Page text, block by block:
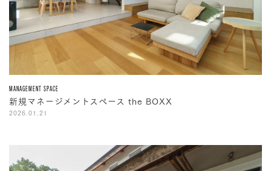
MANAGEMENT SPACE
新規マネージメントスペース the BOXX
2026.01.21